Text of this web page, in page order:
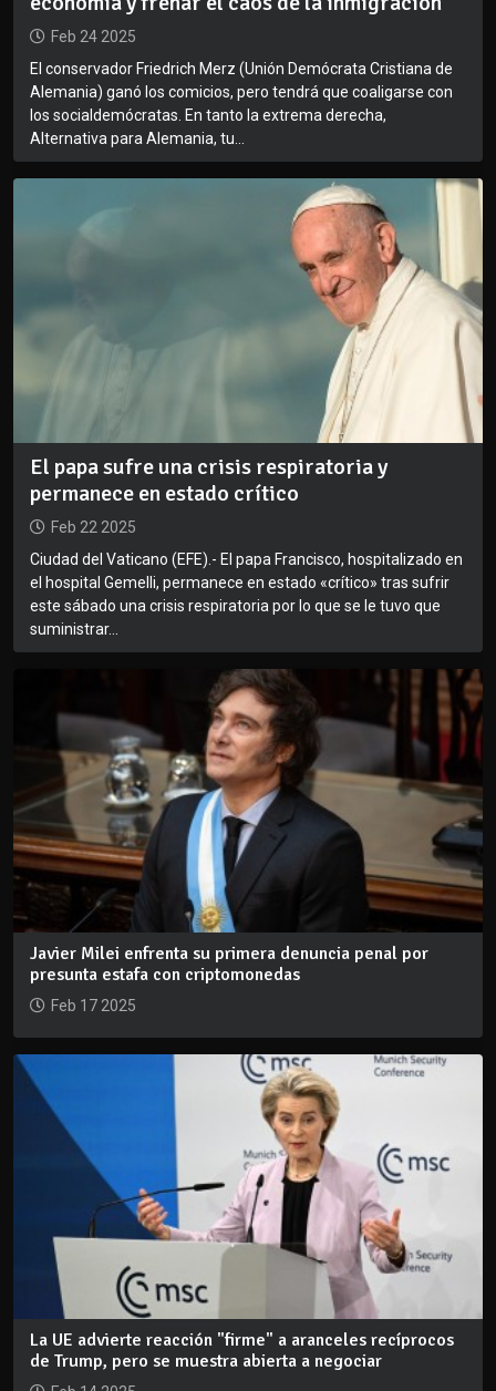
Feb 24 2025
El conservador Friedrich Merz (Unión Demócrata Cristiana de
Alemania) ganó los comicios, pero tendrá que coaligarse con
los socialdemócratas. En tanto la extrema derecha,
Alternativa para Alemania, tu...
El papa sufre una crisis respiratoria y
permanece en estado crítico
Feb 22 2025
Ciudad del Vaticano (EFE).- El papa Francisco, hospitalizado en
el hospital Gemelli, permanece en estado «crítico» tras sufrir
este sábado una crisis respiratoria por lo que se le tuvo que
suministrar...
Javier Milei enfrenta su primera denuncia penal por
presunta estafa con criptomonedas
Feb 17 2025
La UE advierte reacción "firme" a aranceles recíprocos
de Trump, pero se muestra abierta a negociar